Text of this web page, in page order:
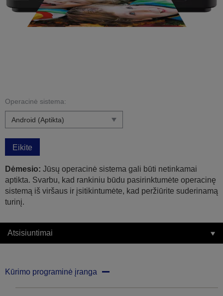
Operacinė sistema:
Eikite
Dėmesio: Jūsų operacinė sistema gali būti netinkamai
aptikta. Svarbu, kad rankiniu būdu pasirinktumėte operacinę
sistemą iš viršaus ir įsitikintumėte, kad peržiūrite suderinamą
turinį.
Atsisiuntimai
Kūrimo programinė įranga